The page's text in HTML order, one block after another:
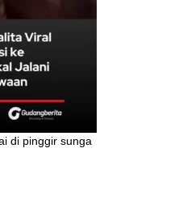
di pinggir sunga